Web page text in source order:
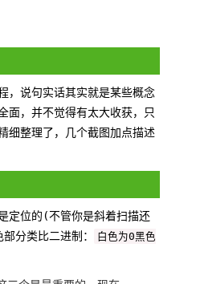
，说句实话其实就是某些概念
面，并不觉得有太大收获，只
细整理了，几个截图加点描述
定位的(不管你是斜着扫描还
分类比二进制：
白色为0黑色